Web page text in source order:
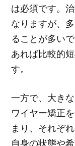
は必須です。
なりますが、
ることが多い
あれば比較的
す。
一方で、大き
ワイヤー矯正
まり、それぞ
自身の状態や